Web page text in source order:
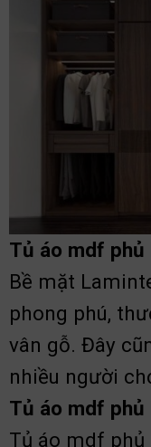
Tủ áo mdf phủ
Bề mặt
phong phú,
vân gỗ. Đây
nhiều người
Tủ áo mdf phủ
Tủ áo mdf